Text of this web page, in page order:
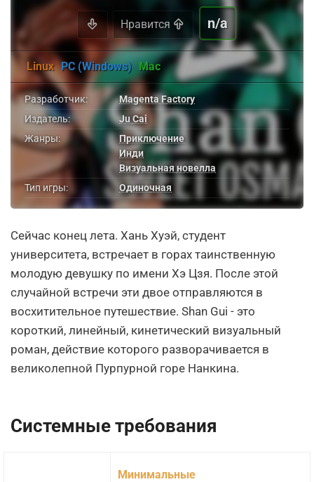
Нравится n/a
Linux PC (Windows) Mac
Разработчик:
Magenta Factory
Издатель:
Ju Cai
Жанры:
Приключение
Инди
Визуальная новелла
Тип игры:
Одиночная
Сейчас конец лета. Хань Хуэй, студент
университета, встречает в горах таинственную
молодую девушку по имени Хэ Цзя. После этой
случайной встречи эти двое отправляются в
восхитительное путешествие. Shan Gui - это
короткий, линейный, кинетический визуальный
роман, действие которого разворачивается в
великолепной Пурпурной горе Нанкина.
Системные требования
Минимальные